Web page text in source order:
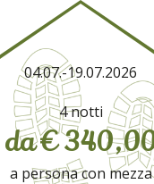
04.07.-19.07.2026
4 notti
da €
a persona con mezza